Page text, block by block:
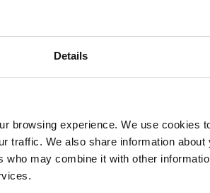
Details
browsing experience. We use cookies
traffic. We also share information
may combine it with other